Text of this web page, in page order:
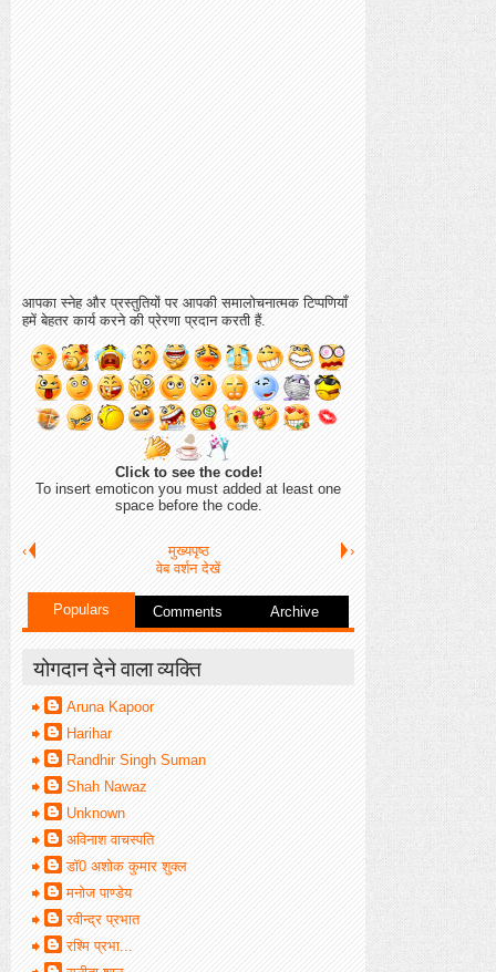
आपका स्नेह और प्रस्तुतियों पर आपकी समालोचनात्मक टिप्पणियाँ
हमें बेहतर कार्य करने की प्रेरणा प्रदान करती हैं.
Click to see the code!
To insert emoticon you must added at least one
space before the code.
‹ ›
मुख्यपृष्ठ
वेब वर्शन देखें
Populars Comments Archive
योगदान देने वाला व्यक्ति
Aruna Kapoor
Harihar
Randhir Singh Suman
Shah Nawaz
Unknown
अविनाश वाचस्पति
डॉ0 अशोक कुमार शुक्ल
मनोज पाण्डेय
रवीन्द्र प्रभात
रश्मि प्रभा...